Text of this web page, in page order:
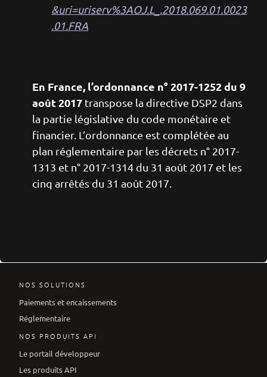
&uri=uriserv%3AOJ.L_.2018.069.01.0023
.01.FRA
En France, l’ordonnance n° 2017-1252 du 9
août 2017 transpose la directive DSP2 dans
la partie législative du code monétaire et
financier. L’ordonnance est complétée au
plan réglementaire par les décrets n° 2017-
1313 et n° 2017-1314 du 31 août 2017 et les
cinq arrêtés du 31 août 2017.
NOS SOLUTIONS
Paiements et encaissements
Réglementaire
NOS PRODUITS API
Le portail développeur
Les produits API